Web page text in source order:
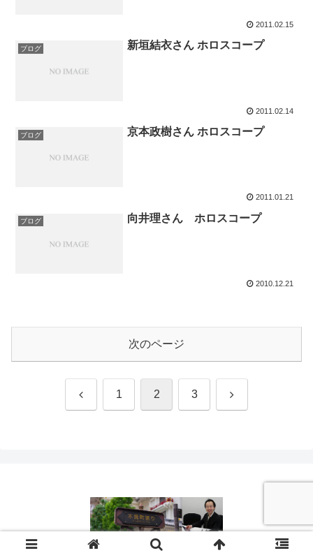
2011.02.15
ブログ 新垣結衣さん ホロスコープ
2011.02.14
ブログ 京本政樹さん ホロスコープ
2011.01.21
ブログ 向井理さん ホロスコープ
2010.12.21
次のページ
前 1 2 3 次
© 2008 清水空 Official Site 「空の色」.